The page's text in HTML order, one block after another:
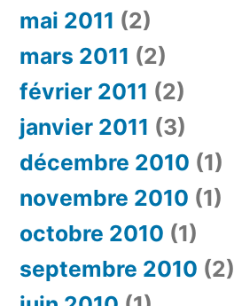
mai 2011 (2)
mars 2011 (2)
février 2011 (2)
janvier 2011 (3)
décembre 2010 (1)
novembre 2010 (1)
octobre 2010 (1)
septembre 2010 (2)